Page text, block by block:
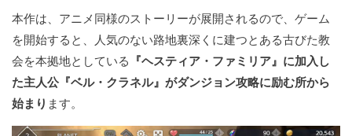
本作は、アニメ同様のストーリーが展開されるので、ゲーム
を開始すると、人気のない路地裏深くに建つとある古びた教
会を本拠地としている 『ヘスティア・ファミリア』に加入し
た主人公『ベル・クラネル』がダンジョン攻略に励む所から
始まり ます。